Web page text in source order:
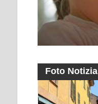
Foto Notizia